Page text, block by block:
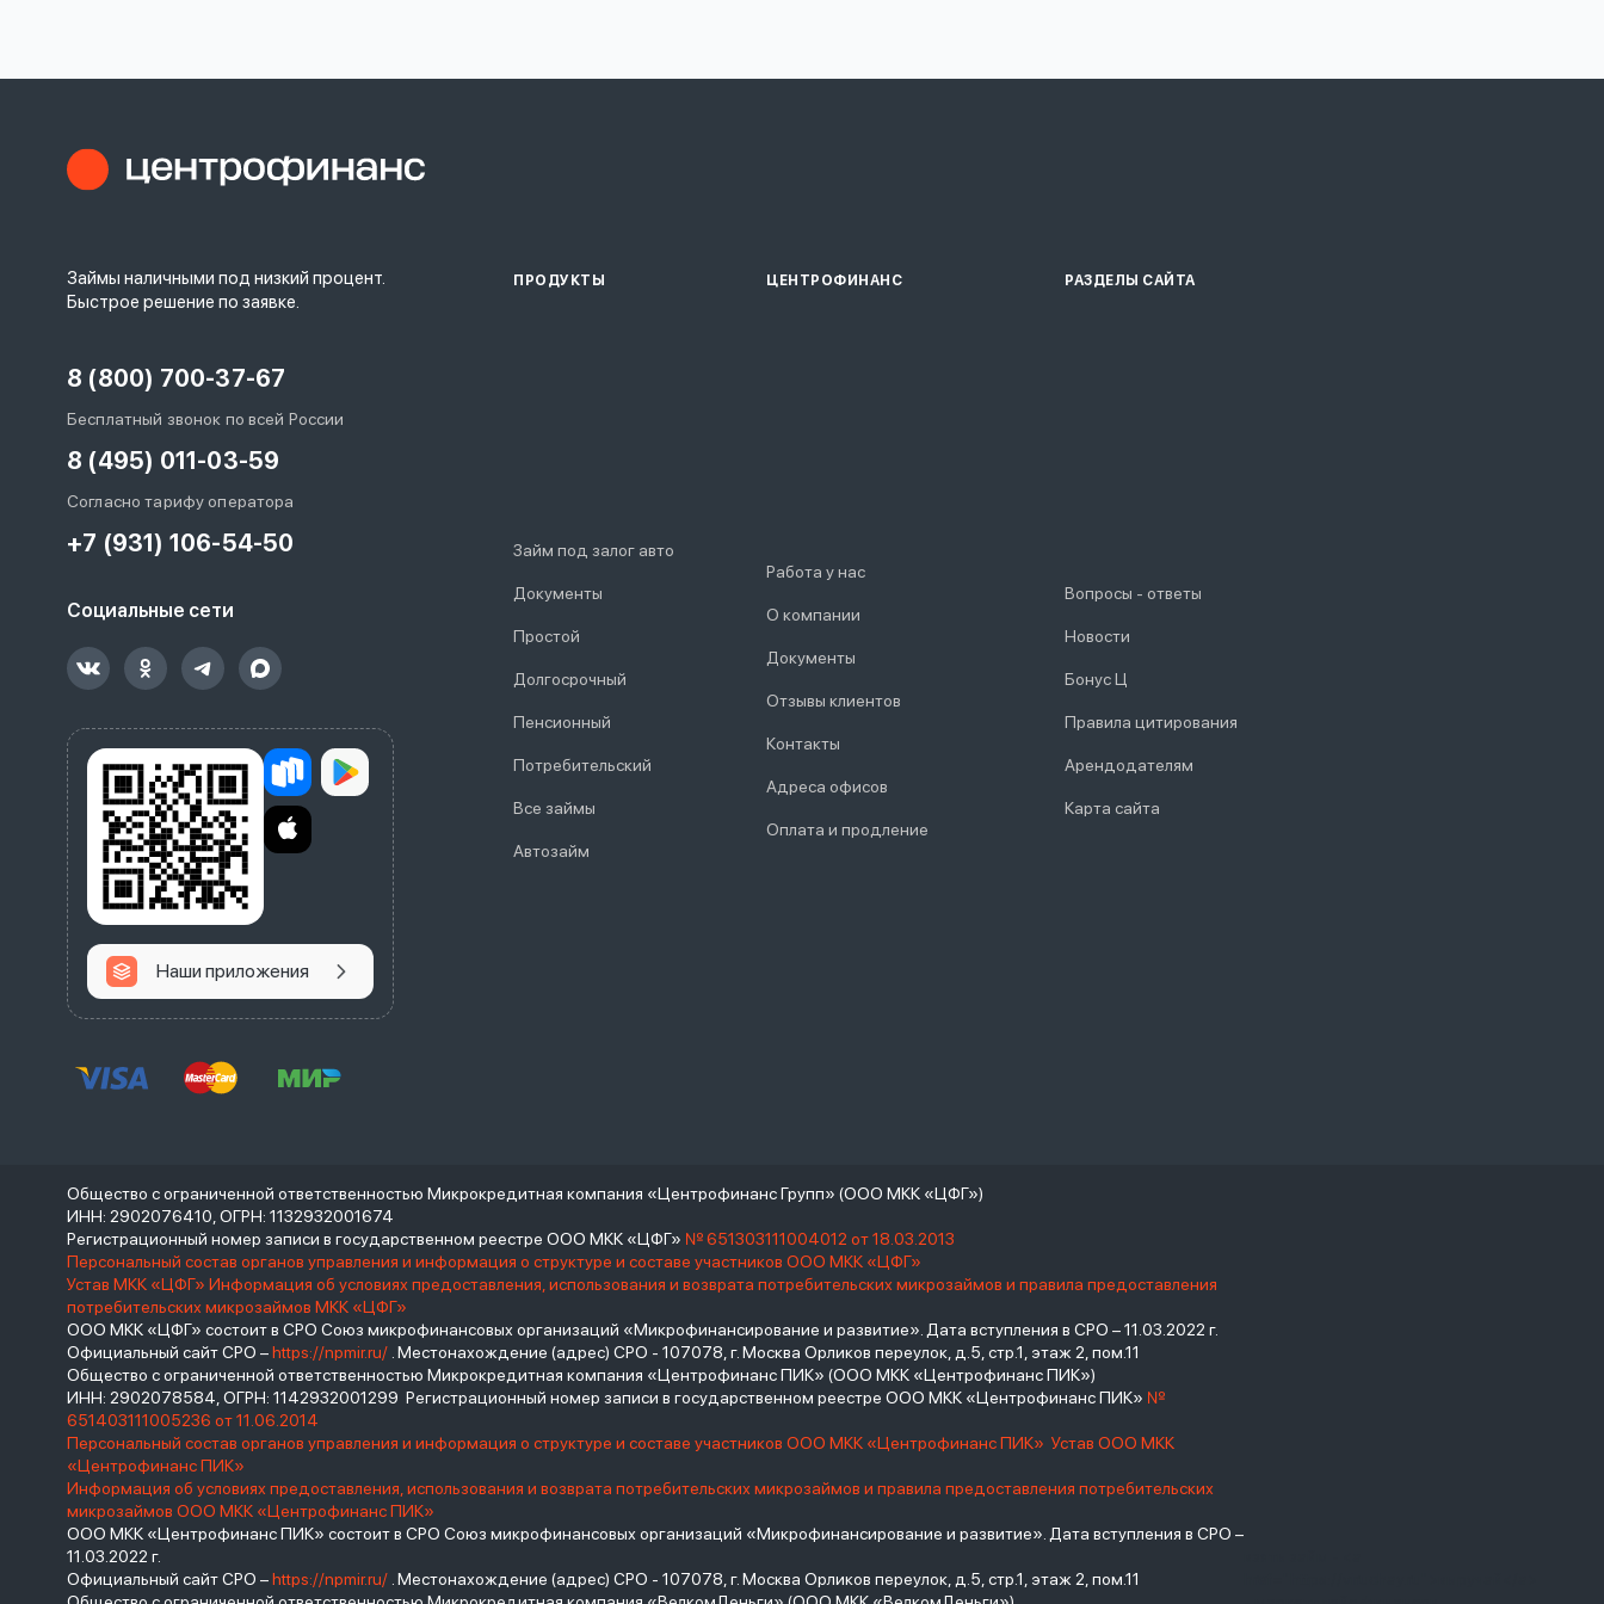
Займы наличными под низкий процент.
Быстрое решение по заявке.
8 (800) 700-37-67
Бесплатный звонок по всей России
8 (495) 011-03-59
Согласно тарифу оператора
+7 (931) 106-54-50
Социальные сети
Наши приложения
ПРОДУКТЫ
Займ под залог авто
Документы
Простой
Долгосрочный
Пенсионный
Потребительский
Все займы
Автозайм
ЦЕНТРОФИНАНС
Работа у нас
О компании
Документы
Отзывы клиентов
Контакты
Адреса офисов
Оплата и продление
РАЗДЕЛЫ САЙТА
Вопросы - ответы
Новости
Бонус Ц
Правила цитирования
Арендодателям
Карта сайта
Общество с ограниченной ответственностью Микрокредитная компания «Центрофинанс Групп» (ООО МКК «ЦФГ»)
ИНН: 2902076410, ОГРН: 1132932001674
Регистрационный номер записи в государственном реестре ООО МКК «ЦФГ» № 651303111004012 от 18.03.2013
Персональный состав органов управления и информация о структуре и составе участников ООО МКК «ЦФГ»
Устав МКК «ЦФГ» Информация об условиях предоставления, использования и возврата потребительских микрозаймов и правила предоставления
потребительских микрозаймов МКК «ЦФГ»
ООО МКК «ЦФГ» состоит в СРО Союз микрофинансовых организаций «Микрофинансирование и развитие». Дата вступления в СРО – 11.03.2022 г.
Официальный сайт СРО –https://npmir.ru/ . Местонахождение (адрес) СРО - 107078, г. Москва Орликов переулок, д.5, стр.1, этаж 2, пом.11
Общество с ограниченной ответственностью Микрокредитная компания «Центрофинанс ПИК» (ООО МКК «Центрофинанс ПИК»)
ИНН: 2902078584, ОГРН: 1142932001299 Регистрационный номер записи в государственном реестре ООО МКК «Центрофинанс ПИК» №
651403111005236 от 11.06.2014
Персональный состав органов управления и информация о структуре и составе участников ООО МКК «Центрофинанс ПИК» Устав ООО МКК
«Центрофинанс ПИК»
Информация об условиях предоставления, использования и возврата потребительских микрозаймов и правила предоставления потребительских
микрозаймов ООО МКК «Центрофинанс ПИК»
ООО МКК «Центрофинанс ПИК» состоит в СРО Союз микрофинансовых организаций «Микрофинансирование и развитие». Дата вступления в СРО –
11.03.2022 г.
Официальный сайт СРО –https://npmir.ru/ . Местонахождение (адрес) СРО - 107078, г. Москва Орликов переулок, д.5, стр.1, этаж 2, пом.11
Войти под другим номером